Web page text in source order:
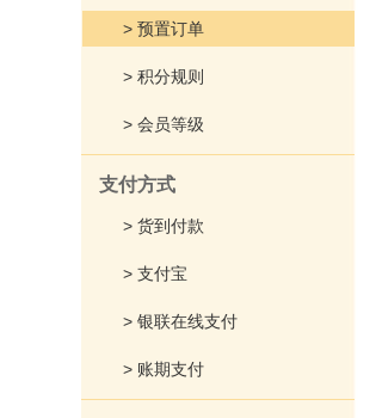
> 预置订单
> 积分规则
> 会员等级
支付方式
> 货到付款
> 支付宝
> 银联在线支付
> 账期支付